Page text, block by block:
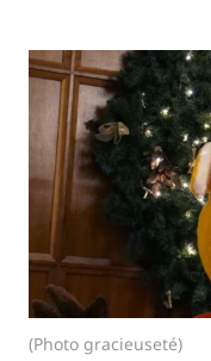
(Photo gracieuseté)